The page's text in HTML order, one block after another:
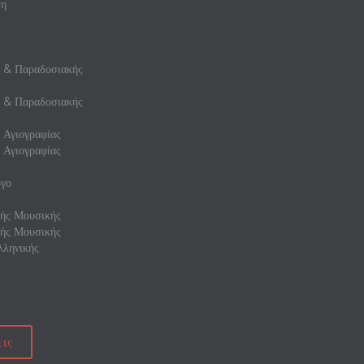
& Παραδοσιακής
& Παραδοσιακής
Μουσικής
Μουσικής